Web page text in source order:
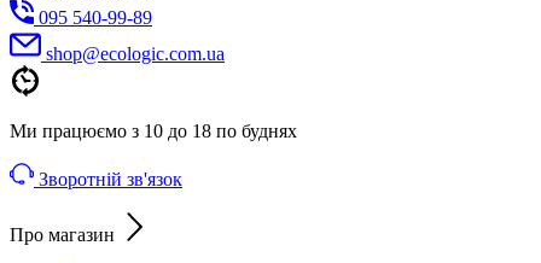
095 540-99-89
shoр@ecologic.com.ua
Ми працюємо з 10 до 18 по буднях
Зворотній зв'язок
Про магазин